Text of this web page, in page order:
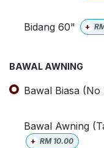
Bidang 60" +
BAWAL AWNING
Bawal Biasa (No
Bawal Awning
+ RM 10.00